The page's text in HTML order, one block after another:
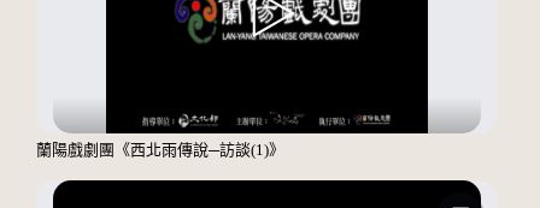
蘭陽戲劇團《西北雨傳說─訪談(1)》